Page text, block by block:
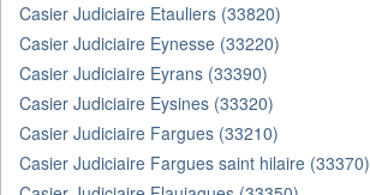
Casier Judiciaire Etauliers (33820)
Casier Judiciaire Eynesse (33220)
Casier Judiciaire Eyrans (33390)
Casier Judiciaire Eysines (33320)
Casier Judiciaire Fargues (33210)
Casier Judiciaire Fargues saint hilaire (33370)